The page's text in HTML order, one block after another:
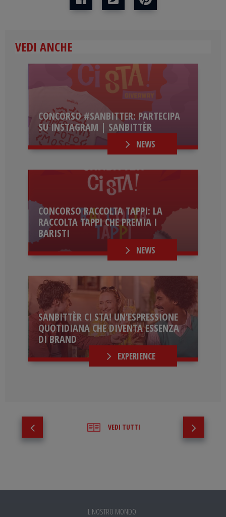
VEDI ANCHE
CONCORSO #SANBITTER: PARTECIPA
SU INSTAGRAM | SANBITTÈR
NEWS
CONCORSO RACCOLTA TAPPI: LA
RACCOLTA TAPPI CHE PREMIA I
BARISTI
NEWS
SANBITTÈR CI STA! UN’ESPRESSIONE
QUOTIDIANA CHE DIVENTA ESSENZA
DI BRAND
EXPERIENCE
VEDI TUTTI
IL NOSTRO MONDO